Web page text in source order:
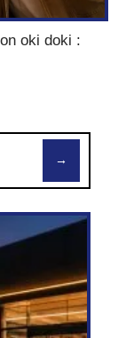
oki doki :